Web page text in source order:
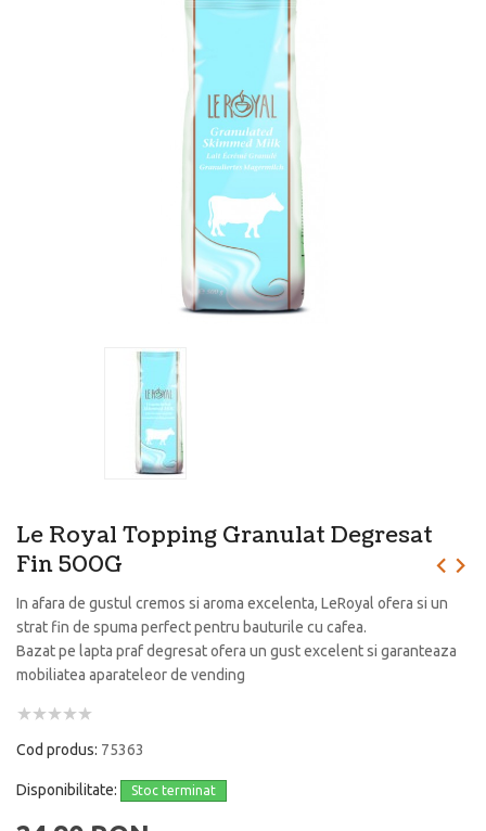
Le Royal Topping Granulat Degresat
Fin 500G
In afara de gustul cremos si aroma excelenta, LeRoyal ofera si un
strat fin de spuma perfect pentru bauturile cu cafea.
Bazat pe lapta praf degresat ofera un gust excelent si garanteaza
mobiliatea aparateleor de vending
Cod produs: 75363
Disponibilitate: Stoc terminat